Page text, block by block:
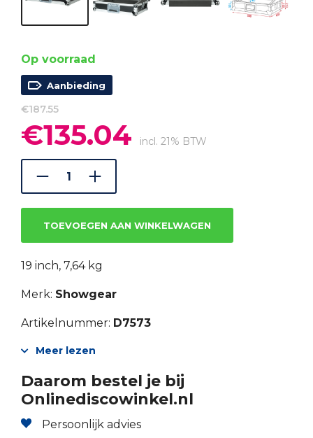
Op voorraad
Aanbieding
€187.55
Oorspronkelijke
prijs
was:
€187.55.
€135.04 prijs
incl. 21% BTW
TOEVOEGEN AAN WINKELWAGEN
19 inch, 7,64 kg
Merk: Showgear
Artikelnummer: D7573
Meer lezen
Daarom bestel je bij
Onlinediscowinkel.nl
Persoonlijk advies